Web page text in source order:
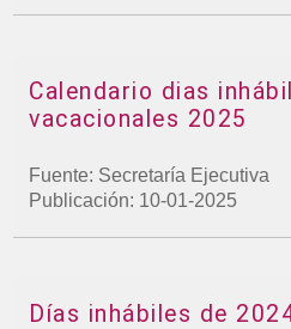
Calendario dias
vacacionales 2025
Fuente: Secretaría Ejecutiva
Publicación: 10-01-2025
Días inhábiles de